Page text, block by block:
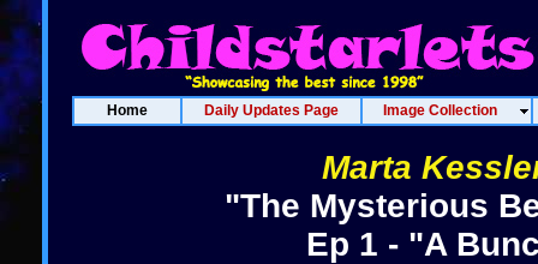
Home Daily Updates Page Image Collection
Marta
"The Mysterious
Ep 1 - "A